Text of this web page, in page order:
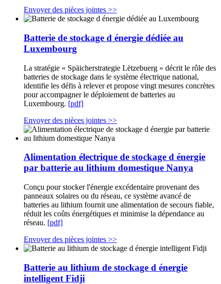
Envoyer des pièces jointes >>
Batterie de stockage d énergie dédiée au
Luxembourg
La stratégie « Späicherstrategie Lëtzebuerg » décrit le rôle des
batteries de stockage dans le système électrique national,
identifie les défis à relever et propose vingt mesures concrètes
pour accompagner le déploiement de batteries au
Luxembourg. [pdf]
Envoyer des pièces jointes >>
Alimentation électrique de stockage d énergie
par batterie au lithium domestique Nanya
Conçu pour stocker l'énergie excédentaire provenant des
panneaux solaires ou du réseau, ce système avancé de
batteries au lithium fournit une alimentation de secours fiable,
réduit les coûts énergétiques et minimise la dépendance au
réseau. [pdf]
Envoyer des pièces jointes >>
Batterie au lithium de stockage d énergie
intelligent Fidji